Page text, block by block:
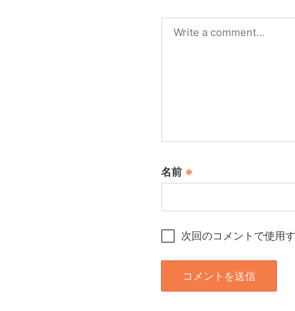
名前 ※
次回のコメントで使用